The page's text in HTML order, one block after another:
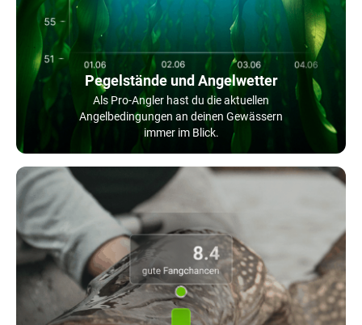
Pegelstände und Angelwetter
Als Pro-Angler hast du die aktuellen
Angelbedingungen an deinen Gewässern
immer im Blick.